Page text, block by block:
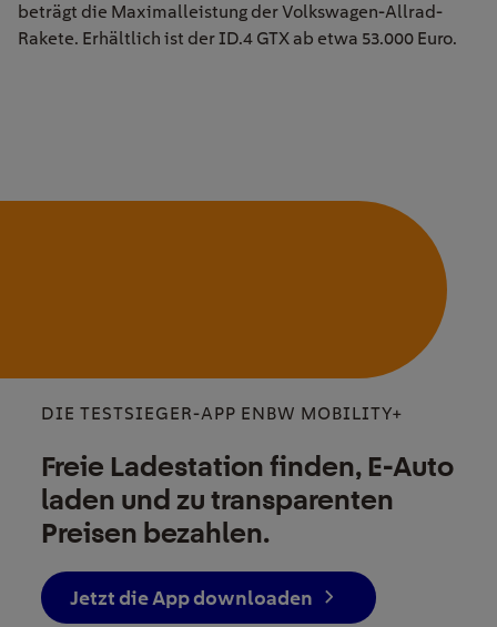
beträgt die Maximalleistung der Volkswagen-Allrad-
Rakete. Erhältlich ist der ID.4 GTX ab etwa 53.000 Euro.
DIE TESTSIEGER-APP ENBW MOBILITY+
Freie Ladestation finden, E-Auto
laden und zu transparenten
Preisen bezahlen.
Jetzt die App downloaden